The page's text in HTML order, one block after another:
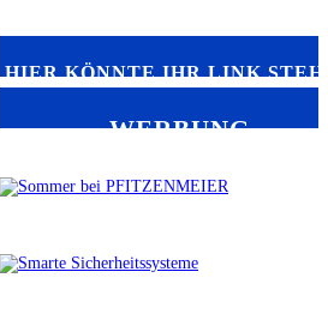
HIER KÖNNTE IHR LINK
WERBUNG